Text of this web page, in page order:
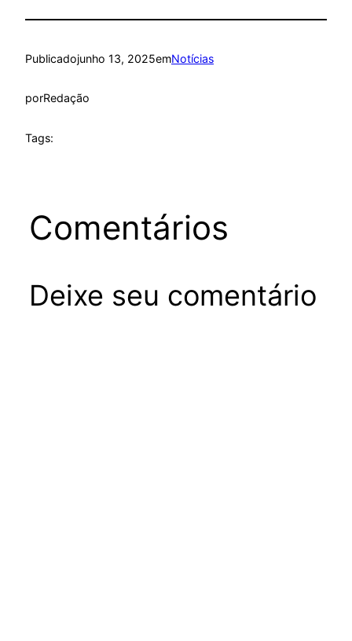
Publicadojunho 13, 2025emNotícias
porRedação
Tags:
Comentários
Deixe seu comentário